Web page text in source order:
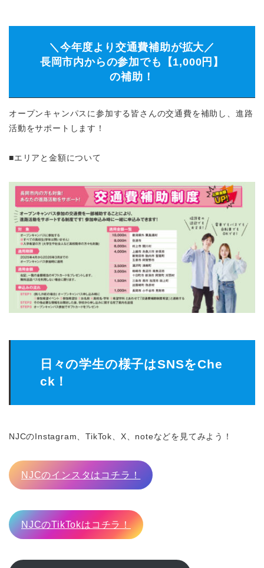
＼今年度より交通費補助が拡大／
長岡市内からの参加でも【1,000円】
の補助！
オープンキャンパスに参加する皆さんの交通費を補助し、進路
活動をサポートします！
■エリアと金額について
日々の学生の様子はSNSをChe
ck！
NJCのInstagram、TikTok、X、noteなどを見てみよう！
NJCのインスタはコチラ！
NJCのTikTokはコチラ！